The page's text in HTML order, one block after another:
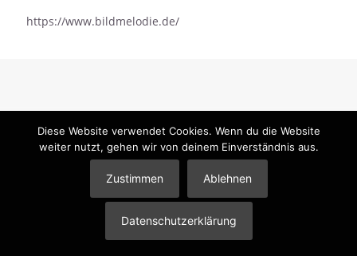
https://www.bildmelodie.de/
© 2026 Mandy Klimt Brautstyling & Make-Up | Impressum|
Datenschutzerklärung| Partner
Diese Website verwendet Cookies. Wenn du die Website
weiter nutzt, gehen wir von deinem Einverständnis aus.
Zustimmen Ablehnen
Datenschutzerklärung